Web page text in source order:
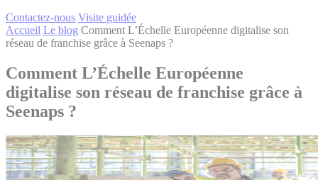
Contactez-nous Visite guidée
Accueil Le blog Comment L’Échelle Européenne digitalise son
réseau de franchise grâce à Seenaps ?
Comment L’Échelle Européenne
digitalise son réseau de franchise grâce à
Seenaps ?